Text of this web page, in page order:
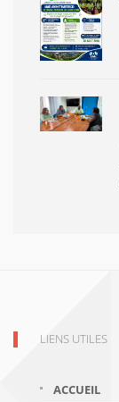
LIENS UTILES
ACCUEIL